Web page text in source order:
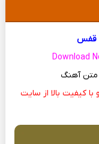
قفس
Download
متن آهنگ
کیفیت بالا از سایت